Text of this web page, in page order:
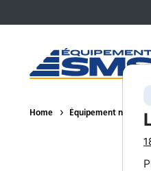
Home Équipement neuf